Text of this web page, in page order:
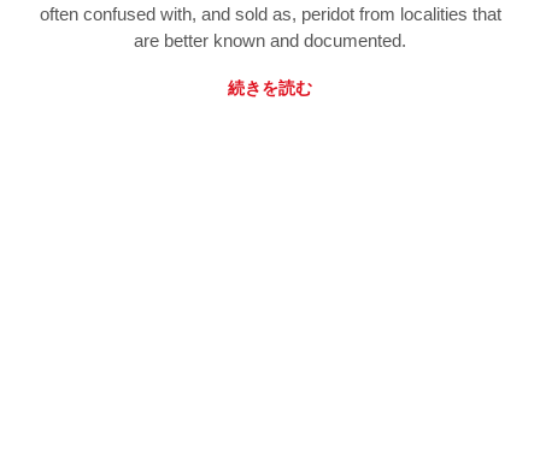
often confused with, and sold as, peridot from localities that
are better known and documented.
続きを読む